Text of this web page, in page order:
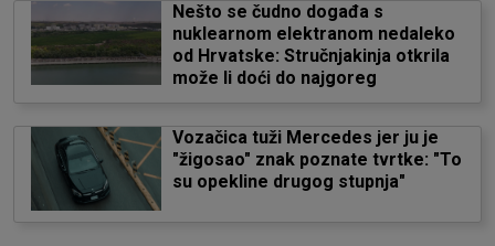
Nešto se čudno događa s
nuklearnom elektranom nedaleko
od Hrvatske: Stručnjakinja otkrila
može li doći do najgoreg
Vozačica tuži Mercedes jer ju je
"žigosao" znak poznate tvrtke: "To
su opekline drugog stupnja"